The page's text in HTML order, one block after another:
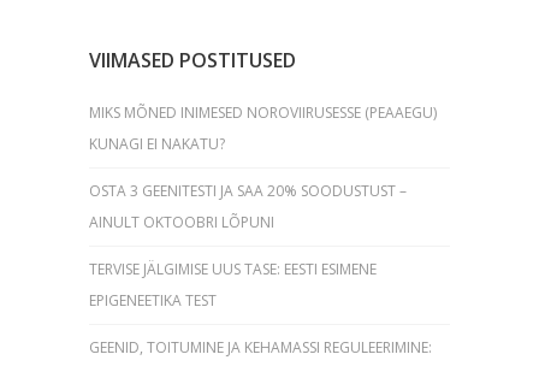
VIIMASED POSTITUSED
MIKS MÕNED INIMESED NOROVIIRUSESSE (PEAAEGU)
KUNAGI EI NAKATU?
OSTA 3 GEENITESTI JA SAA 20% SOODUSTUST –
AINULT OKTOOBRI LÕPUNI
TERVISE JÄLGIMISE UUS TASE: EESTI ESIMENE
EPIGENEETIKA TEST
GEENID, TOITUMINE JA KEHAMASSI REGULEERIMINE: